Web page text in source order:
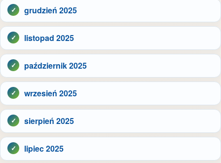
grudzień 2025
listopad 2025
październik 2025
wrzesień 2025
sierpień 2025
lipiec 2025